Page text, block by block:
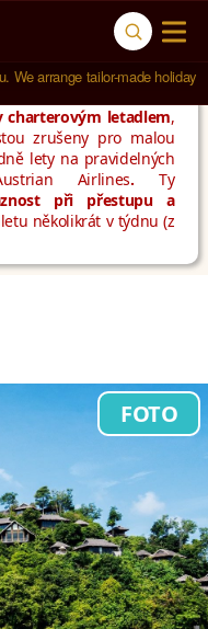
zemích světa.
charterovým letadlem,
zrušeny pro malou
lety na pravidelných
Airlines. Ty
při přestupu a
několikrát v týdnu (z
FOTO